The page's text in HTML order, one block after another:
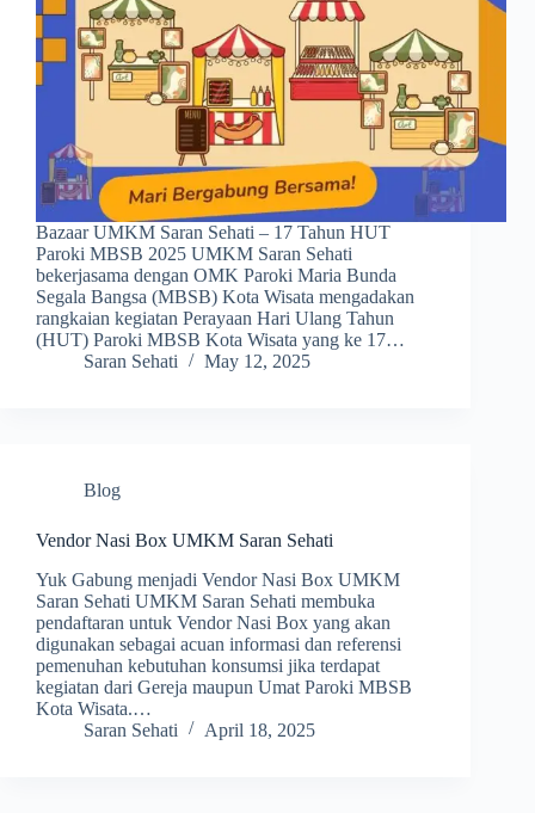
Bazaar UMKM Saran Sehati – 17 Tahun HUT
Paroki MBSB 2025 UMKM Saran Sehati
bekerjasama dengan OMK Paroki Maria Bunda
Segala Bangsa (MBSB) Kota Wisata mengadakan
rangkaian kegiatan Perayaan Hari Ulang Tahun
(HUT) Paroki MBSB Kota Wisata yang ke 17…
Saran Sehati
May 12, 2025
Blog
Vendor Nasi Box UMKM Saran Sehati
Yuk Gabung menjadi Vendor Nasi Box UMKM
Saran Sehati UMKM Saran Sehati membuka
pendaftaran untuk Vendor Nasi Box yang akan
digunakan sebagai acuan informasi dan referensi
pemenuhan kebutuhan konsumsi jika terdapat
kegiatan dari Gereja maupun Umat Paroki MBSB
Kota Wisata.…
Saran Sehati
April 18, 2025